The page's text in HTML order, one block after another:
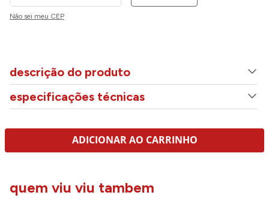
Não sei meu CEP
descrição do produto
especificações técnicas
ADICIONAR AO CARRINHO
quem viu viu tambem